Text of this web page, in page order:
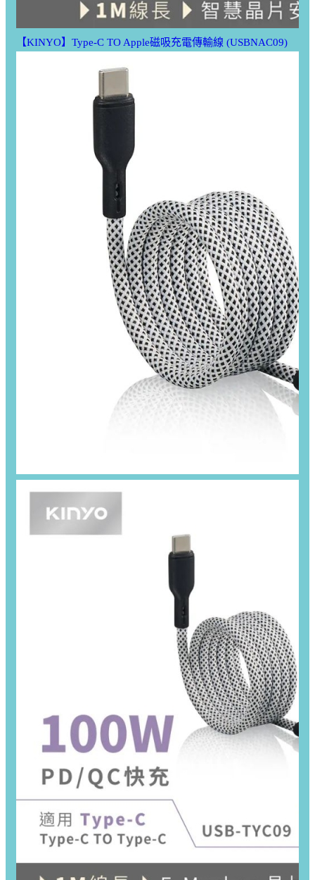
【KINYO】Type-C TO Apple磁吸充電傳輸線 (USBNAC09)